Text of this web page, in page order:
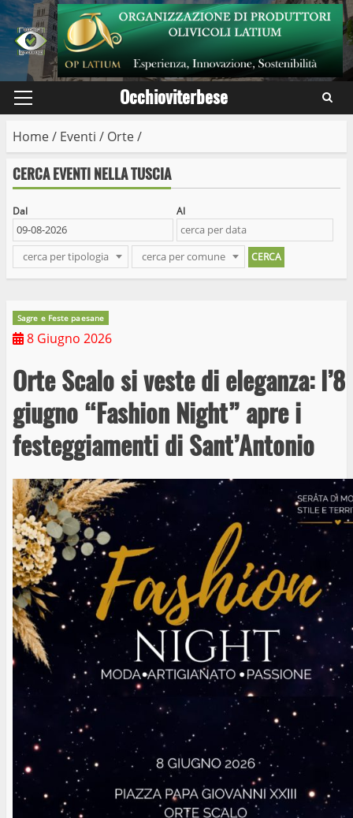
Skip
to
content
Primary
Occhioviterbese
Home/ Eventi / Orte/
CERCA EVENTI NELLA TUSCIA
Dal Al
cerca per tipologia cerca per comune
Sagre e Feste paesane
8 Giugno 2026
Orte Scalo si veste di eleganza: l’8
giugno “Fashion Night” apre i
festeggiamenti di Sant’Antonio